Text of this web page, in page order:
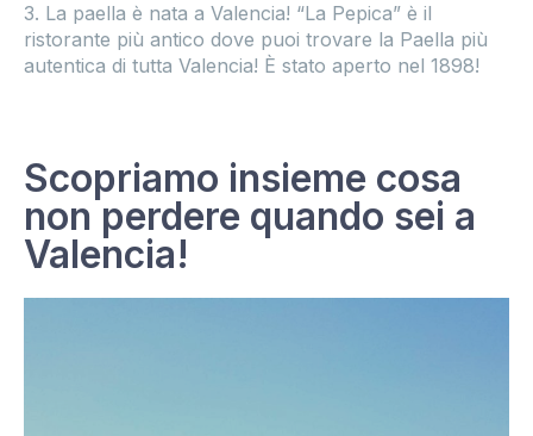
3. La paella è nata a Valencia! “La Pepica” è il
ristorante più antico dove puoi trovare la Paella più
autentica di tutta Valencia! È stato aperto nel 1898!
Scopriamo insieme cosa
non perdere quando sei a
Valencia!